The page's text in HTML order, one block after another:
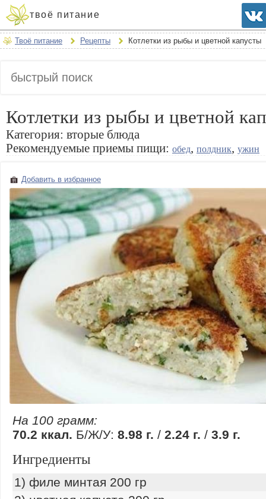
твоё питание
Твоё питание Рецепты Котлетки из рыбы и цветной капусты
Котлетки из рыбы и цветной
Категория: вторые блюда
Рекомендуемые приемы пищи: обед, полдник, ужин
Добавить в избранное
На 100 грамм:
70.2 ккал. Б/Ж/У: 8.98 г. / 2.24 г. / 3.9 г.
Ингредиенты
1) филе минтая 200 гр